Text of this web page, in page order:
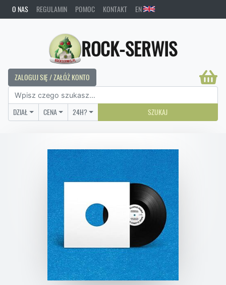
O NAS REGULAMIN POMOC KONTAKT EN
ROCK-SERWIS
ZALOGUJ SIĘ / ZAŁÓŻ KONTO
DZIAŁ CENA 24H? SZUKAJ